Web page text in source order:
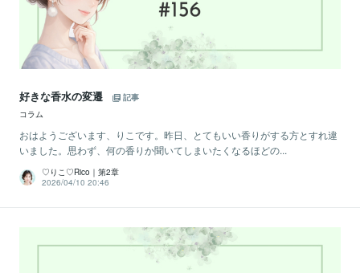
好きな香水の変遷
記事
コラム
おはようございます、りこです。昨日、とてもいい香りがする方とすれ違
いました。思わず、何の香りか聞いてしまいたくなるほどの...
♡りこ♡Rico｜第2章
2026/04/10 20:46